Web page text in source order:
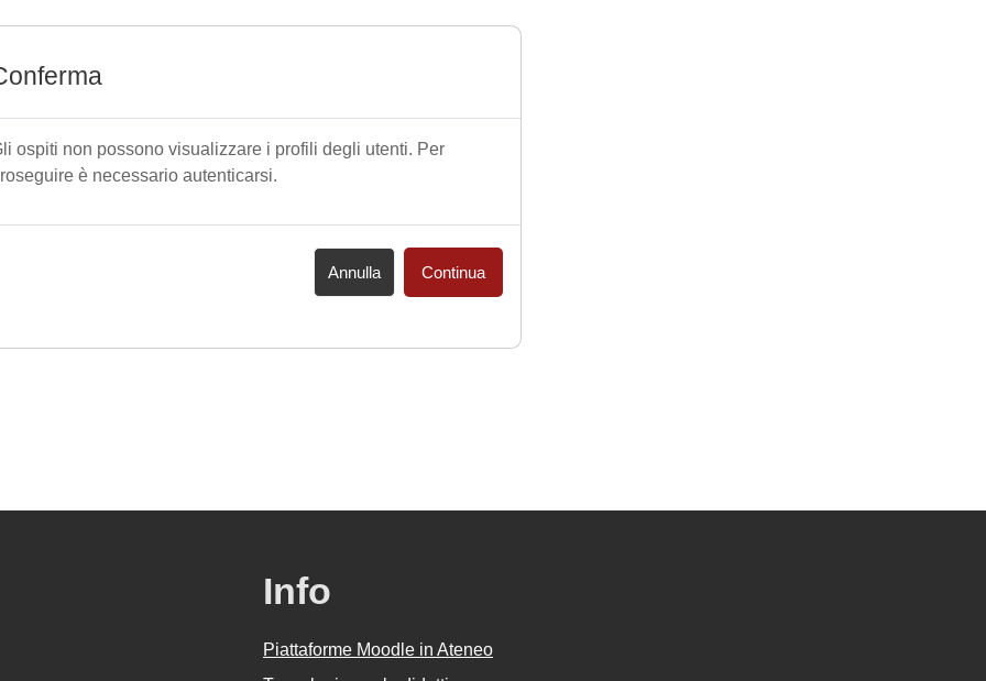
ospiti non possono visualizzare i profili degli utenti. Per
è necessario autenticarsi.
Annulla Continua
Info
Piattaforme Moodle in Ateneo